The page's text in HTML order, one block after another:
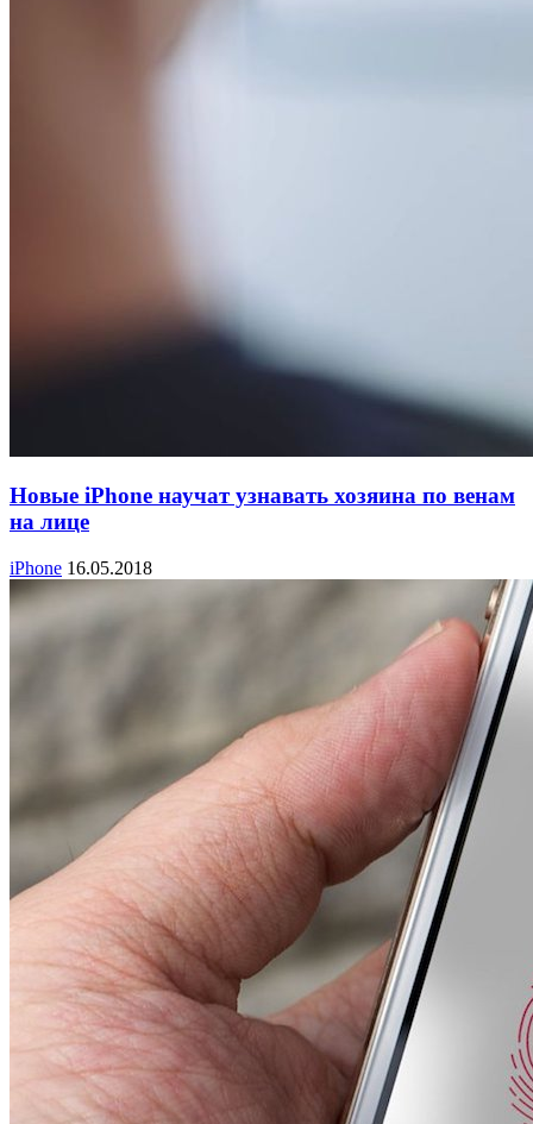
Новые iPhone научат узнавать хозяина по венам
на лице
iPhone 16.05.2018